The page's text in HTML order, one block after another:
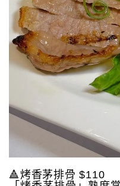
🔺烤香茅排骨 $110